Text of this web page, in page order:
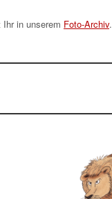
in unserem Foto-Archiv.